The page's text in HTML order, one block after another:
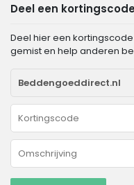
Deel een
Deel hier een
gemist en help anderen